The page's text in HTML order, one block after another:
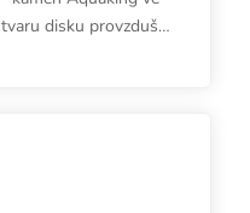
tvaru disku provzdušní